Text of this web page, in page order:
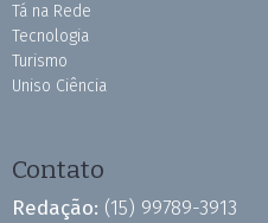
Tá na Rede
Tecnologia
Turismo
Uniso Ciência
Contato
Redação: (15) 99789-3913